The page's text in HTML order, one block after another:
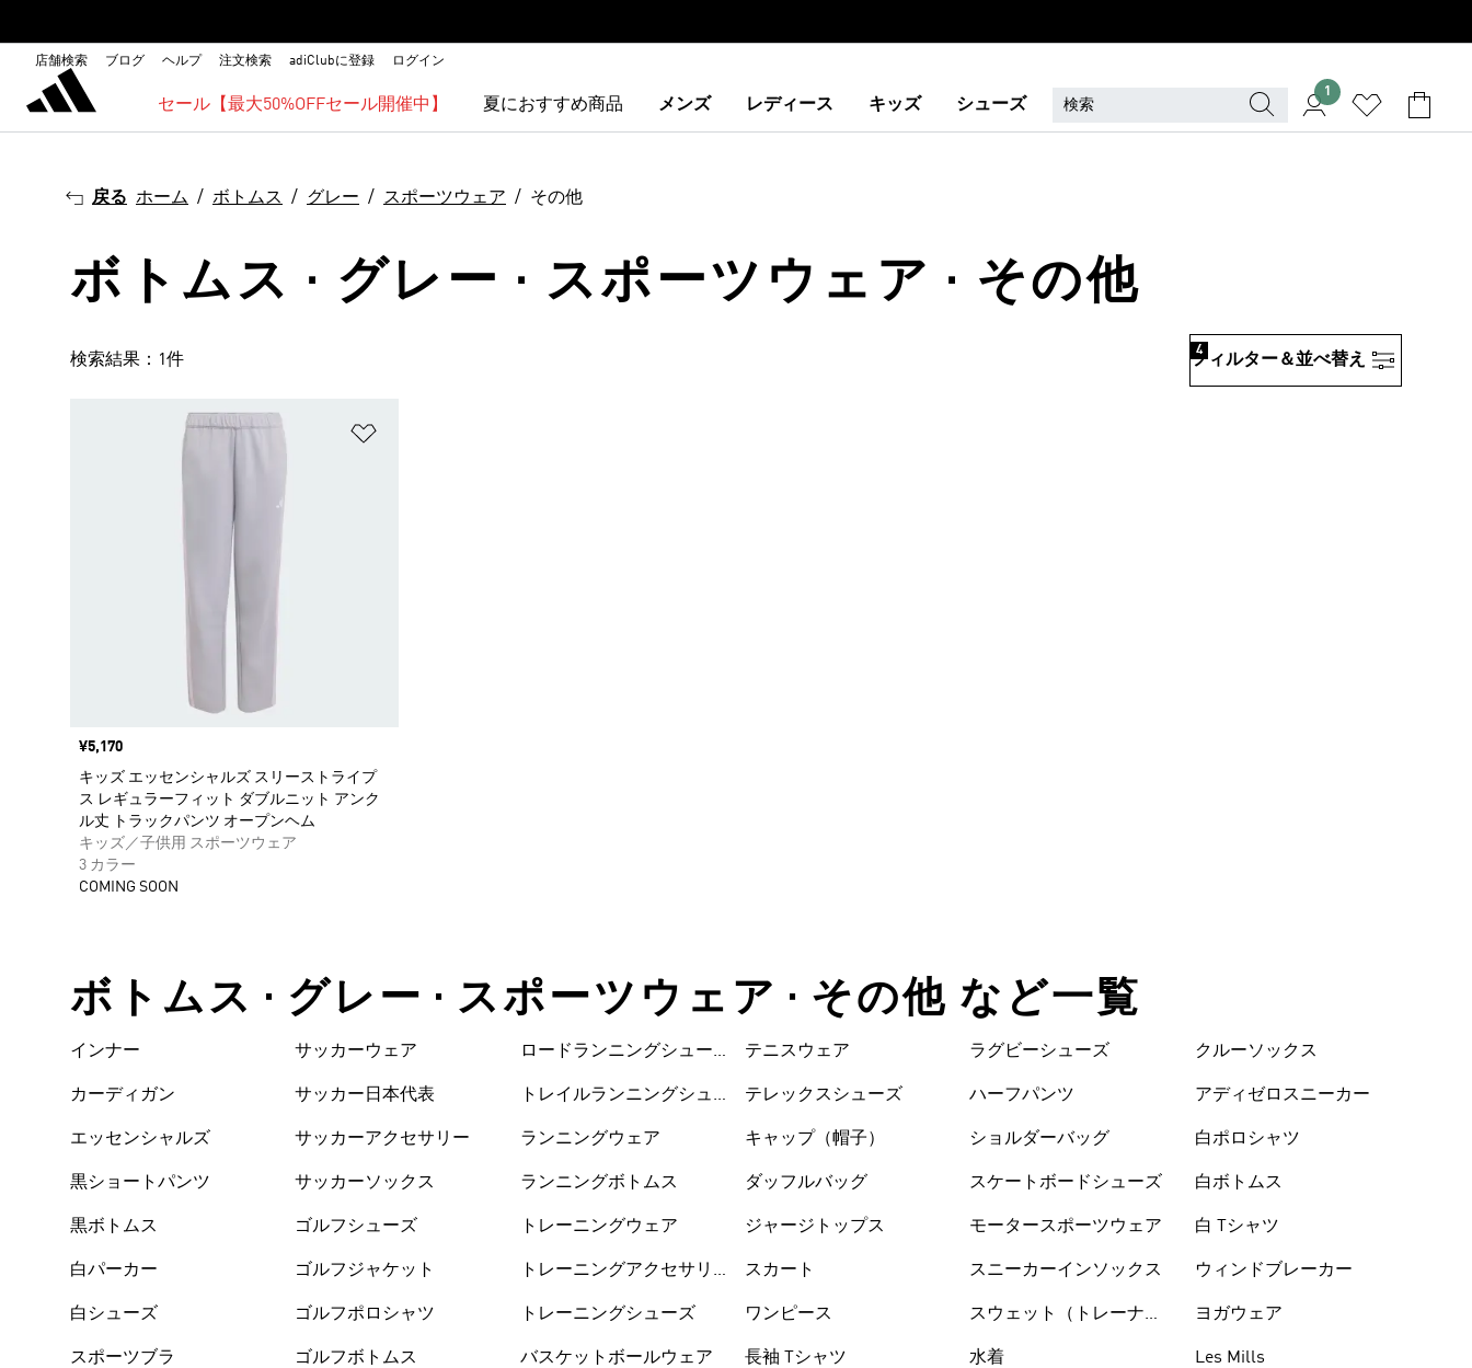
店舗検索 ブログ ヘルプ 注文検索 adiClubに登録 ログイン
セール【最大50%OFFセール開催中】 夏におすすめ商品 メンズ レディース キッズ シューズ
1
戻る ホーム ボトムス グレー スポーツウェア その他
ボトムス · グレー · スポーツウェア · その他
検索結果：1件 フィルター＆並べ替え
4
価格
¥5,170
キッズ エッセンシャルズ スリーストライプ
ス レギュラーフィット ダブルニット アンク
ル丈 トラックパンツ オープンヘム
キッズ／子供用 スポーツウェア
3 カラー
COMING SOON
ボトムス • グレー • スポーツウェア • その他 など一覧
インナー
カーディガン
エッセンシャルズ
黒ショートパンツ
黒ボトムス
白パーカー
白シューズ
スポーツブラ
サッカーウェア
サッカー日本代表
サッカーアクセサリー
サッカーソックス
ゴルフシューズ
ゴルフジャケット
ゴルフポロシャツ
ゴルフボトムス
ロードランニングシュー
トレイルランニングシュ
ランニングウェア
ランニングボトムス
トレーニングウェア
トレーニングアクセサリ
トレーニングシューズ
バスケットボールウェア
テニスウェア
テレックスシューズ
キャップ（帽子）
ダッフルバッグ
ジャージトップス
スカート
ワンピース
長袖 Tシャツ
ラグビーシューズ
ハーフパンツ
ショルダーバッグ
スケートボードシューズ
モータースポーツウェア
スニーカーインソックス
スウェット（トレーナ
水着
クルーソックス
アディゼロスニーカー
白ポロシャツ
白ボトムス
白 Tシャツ
ウィンドブレーカー
ヨガウェア
Les Mills